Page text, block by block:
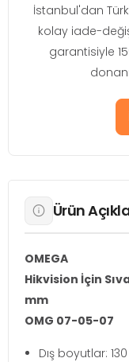
İstanbul'dan
kolay iade-
garantisiyle
Ürün
OMEGA
Hikvision İçin
mm
OMG 07-05-07
Dış boyutlar: